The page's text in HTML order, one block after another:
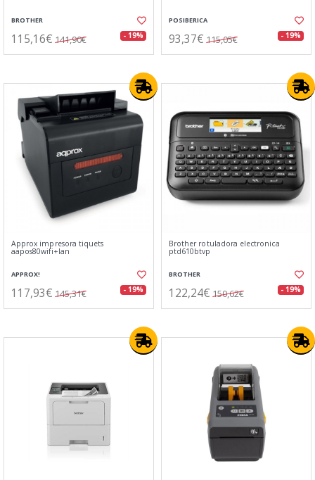
BROTHER
115,16€ 141,90€ - 19%
POSIBERICA
93,37€ 115,05€ - 19%
Approx impresora tiquets
aapos80wifi+lan
APPROX!
117,93€ 145,31€ - 19%
Brother rotuladora electronica
ptd610btvp
BROTHER
122,24€ 150,62€ - 19%